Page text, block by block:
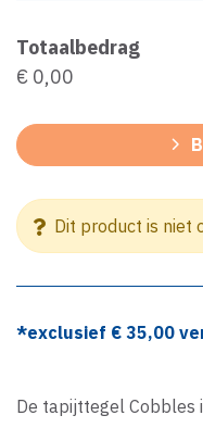
Totaalbedrag
€ 0,00
Dit product is niet
*exclusief € 35,00
De tapijttegel Cobbles